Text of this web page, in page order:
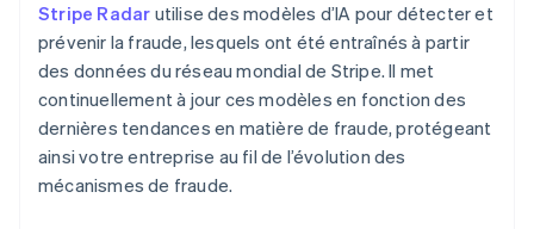
Stripe Radar utilise des modèles d’IA pour détecter et
prévenir la fraude, lesquels ont été entraînés à partir
des données du réseau mondial de Stripe. Il met
continuellement à jour ces modèles en fonction des
dernières tendances en matière de fraude, protégeant
ainsi votre entreprise au fil de l’évolution des
mécanismes de fraude.